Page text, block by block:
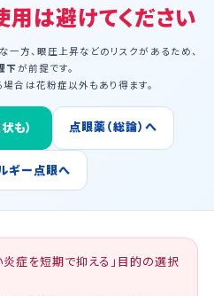
は避けてください
方、眼圧上昇などのリスクがあるため、
下が前提です。
合は花粉症以外もあり得ます。
も） 点眼薬（総論）へ
ギー点眼へ
炎症を短期で抑える」目的の選択